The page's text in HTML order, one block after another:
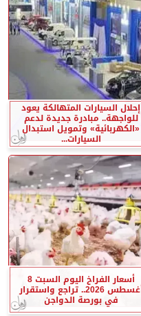
إحلال السيارات المتهالكة يعود
للواجهة.. مبادرة جديدة لدعم
«الكهربائية» وتمويل استبدال
السيارات...
أسعار الفراخ اليوم السبت 8
أغسطس 2026.. تراجع واستقرار
في بورصة الدواجن